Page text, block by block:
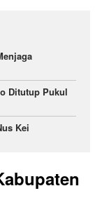
Ditutup Pukul
Kei